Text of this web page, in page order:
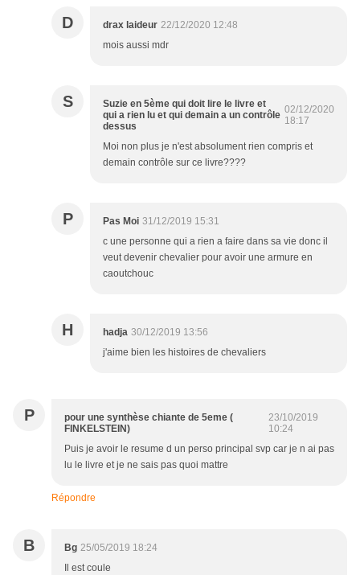
D drax laideur 22/12/2020 12:48
mois aussi mdr
S
Suzie en 5ème qui doit lire le livre et
qui a rien lu et qui demain a un contrôle
dessus
02/12/2020
18:17
Moi non plus je n'est absolument rien compris et
demain contrôle sur ce livre????
P Pas Moi 31/12/2019 15:31
c une personne qui a rien a faire dans sa vie donc il
veut devenir chevalier pour avoir une armure en
caoutchouc
H hadja 30/12/2019 13:56
j'aime bien les histoires de chevaliers
P
pour une synthèse chiante de 5eme (
FINKELSTEIN)
23/10/2019
10:24
Puis je avoir le resume d un perso principal svp car je n ai pas
lu le livre et je ne sais pas quoi mattre
Répondre
B Bg 25/05/2019 18:24
Il est coule